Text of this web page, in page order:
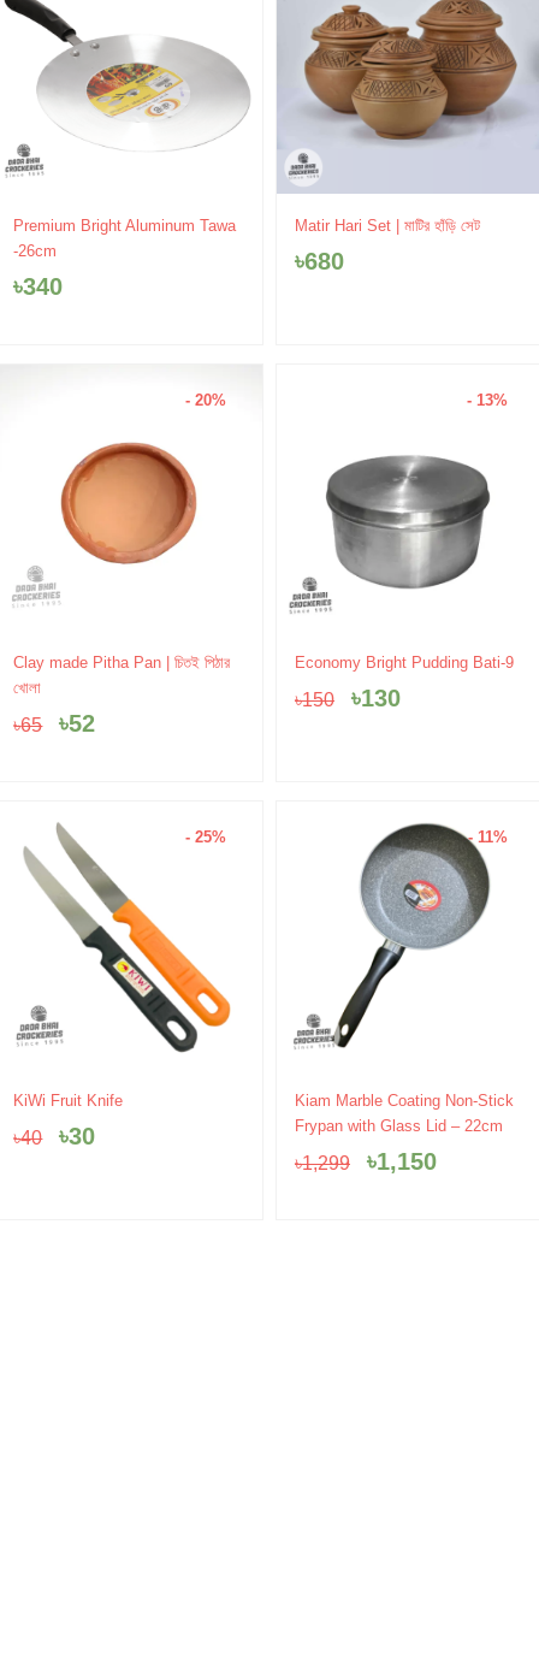
Premium Bright Aluminum Tawa
-26cm
৳340
Matir Hari Set | মাটির হাঁড়ি সেট
৳680
- 20%
Clay made Pitha Pan | চিতই পিঠার
খোলা
৳65
Original
৳65.
৳52
Current
৳52.
- 13%
Economy Bright Pudding Bati-9
৳150
Original
price
was:
৳130
Current
is:
- 25%
KiWi Fruit Knife
৳40
Original
price
was:
৳30
Current
is:
- 11%
Kiam Marble Coating Non-Stick
Frypan with Glass Lid – 22cm
৳1,299
Original
price
৳1,299.
৳1,150
Current
price
৳1,150.